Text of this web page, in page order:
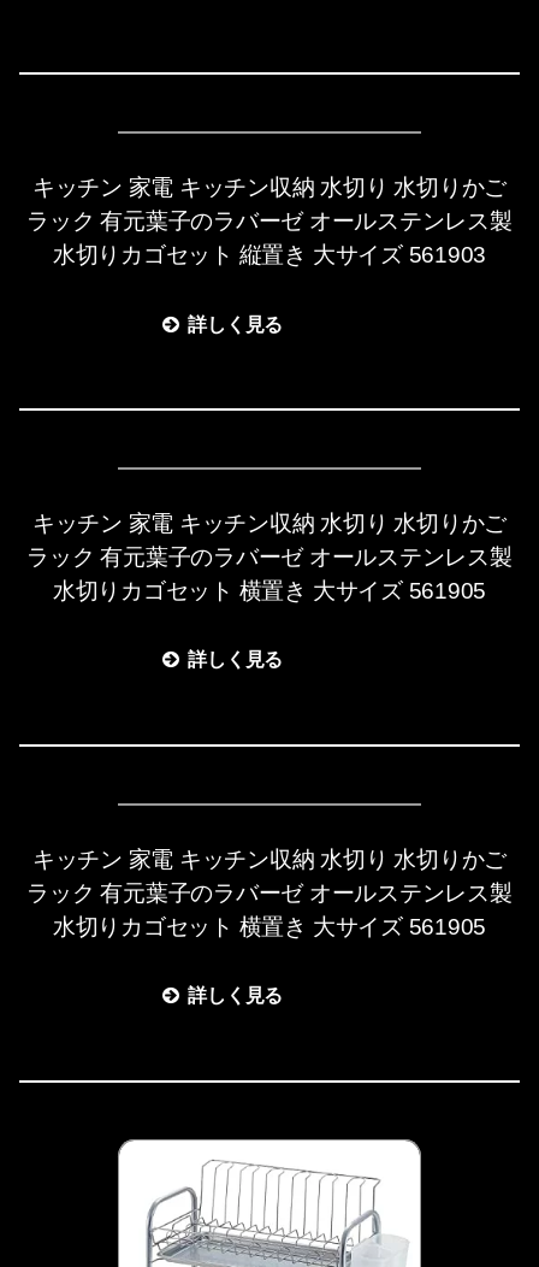
キッチン 家電 キッチン収納 水切り 水切りかご
ラック 有元葉子のラバーゼ オールステンレス製
水切りカゴセット 縦置き 大サイズ 561903
詳しく見る
キッチン 家電 キッチン収納 水切り 水切りかご
ラック 有元葉子のラバーゼ オールステンレス製
水切りカゴセット 横置き 大サイズ 561905
詳しく見る
キッチン 家電 キッチン収納 水切り 水切りかご
ラック 有元葉子のラバーゼ オールステンレス製
水切りカゴセット 横置き 大サイズ 561905
詳しく見る